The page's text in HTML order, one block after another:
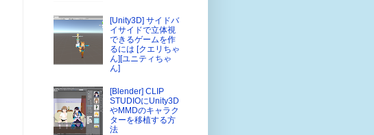
[Unity3D] サイドバ
イサイドで立体視
できるゲームを作
るには [クエリちゃ
ん][ユニティちゃ
ん]
[Blender] CLIP
STUDIOにUnity3D
やMMDのキャラク
ターを移植する方
法